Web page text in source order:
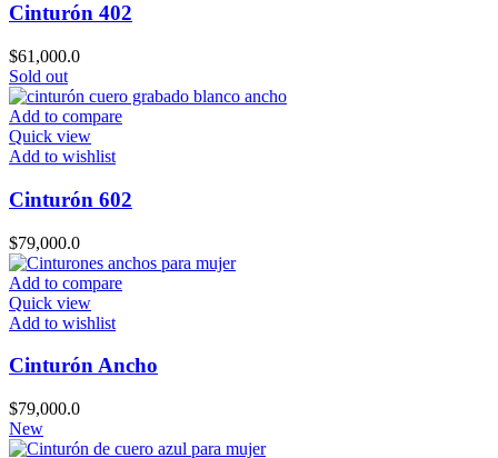
Cinturón 402
$61,000.0
Sold out
Add to compare
Quick view
Add to wishlist
Cinturón 602
$79,000.0
Add to compare
Quick view
Add to wishlist
Cinturón Ancho
$79,000.0
New